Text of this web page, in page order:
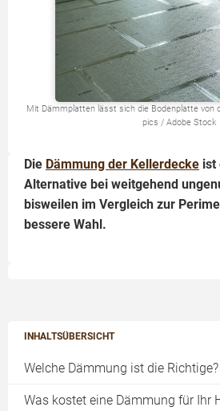
INHALTSÜBERSICHT
Welche Dämmung ist die Richtige?
Was kostet eine Dämmung für Ihr
Mit Dämmplatten lässt sich die Bodenplatte von
pics / Adobe Stock
Die Dämmung der Kellerdecke ist
Alternative bei weitgehend
bisweilen im Vergleich zur
bessere Wahl.